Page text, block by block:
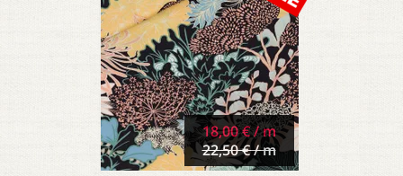
18,00 € / m
22,50 € / m